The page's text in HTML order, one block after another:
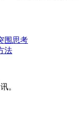
围思考
法
。